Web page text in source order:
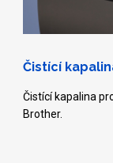
Čistící
Čistící kapalina
Brother.